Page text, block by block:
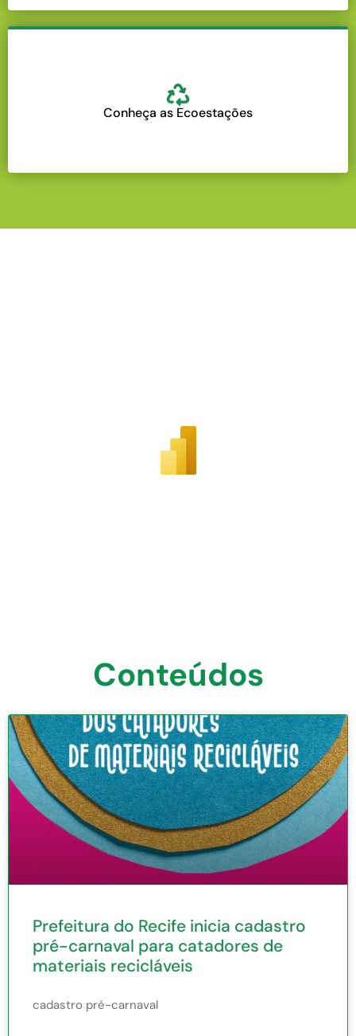
Conheça as Ecoestações
Conteúdos
Prefeitura do Recife inicia cadastro
pré-carnaval para catadores de
materiais recicláveis
cadastro pré-carnaval